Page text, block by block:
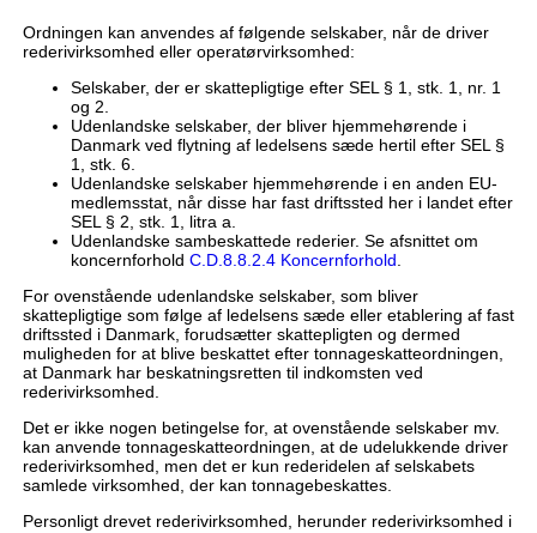
Ordningen kan anvendes af følgende selskaber, når de driver
rederivirksomhed eller operatørvirksomhed:
Selskaber, der er skattepligtige efter SEL § 1, stk. 1, nr. 1
og 2.
Udenlandske selskaber, der bliver hjemmehørende i
Danmark ved flytning af ledelsens sæde hertil efter SEL §
1, stk. 6.
Udenlandske selskaber hjemmehørende i en anden EU-
medlemsstat, når disse har fast driftssted her i landet efter
SEL § 2, stk. 1, litra a.
Udenlandske sambeskattede rederier. Se afsnittet om
koncernforhold C.D.8.8.2.4 Koncernforhold
For ovenstående udenlandske selskaber, som bliver
skattepligtige som følge af ledelsens sæde eller etablering af fast
driftssted i Danmark, forudsætter skattepligten og dermed
muligheden for at blive beskattet efter tonnageskatteordningen,
at Danmark har beskatningsretten til indkomsten ved
rederivirksomhed.
Det er ikke nogen betingelse for, at ovenstående selskaber mv.
kan anvende tonnageskatteordningen, at de udelukkende driver
rederivirksomhed, men det er kun rederidelen af selskabets
samlede virksomhed, der kan tonnagebeskattes.
Personligt drevet rederivirksomhed, herunder rederivirksomhed i